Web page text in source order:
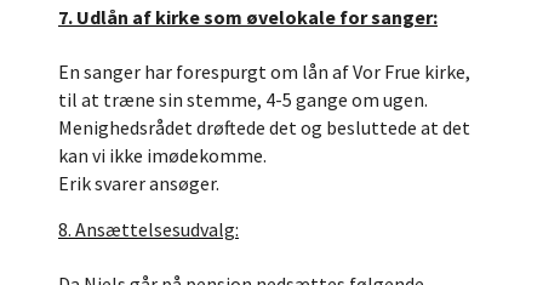
7. Udlån af kirke som øvelokale for sanger:
En sanger har forespurgt om lån af Vor Frue kirke,
til at træne sin stemme, 4-5 gange om ugen.
Menighedsrådet drøftede det og besluttede at det
kan vi ikke imødekomme.
Erik svarer ansøger.
8. Ansættelsesudvalg: